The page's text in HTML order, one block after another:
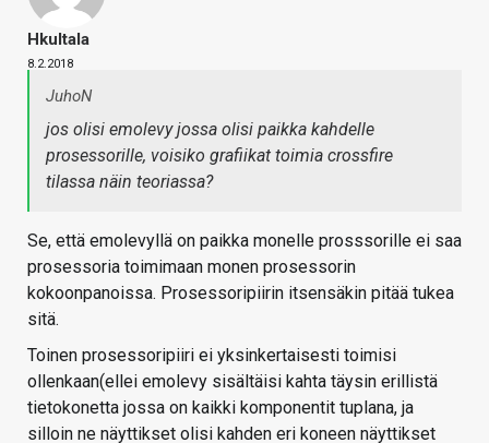
Hkultala
8.2.2018
JuhoN
jos olisi emolevy jossa olisi paikka kahdelle
prosessorille, voisiko grafiikat toimia crossfire
tilassa näin teoriassa?
Se, että emolevyllä on paikka monelle prosssorille ei saa
prosessoria toimimaan monen prosessorin
kokoonpanoissa. Prosessoripiirin itsensäkin pitää tukea
sitä.
Toinen prosessoripiiri ei yksinkertaisesti toimisi
ollenkaan(ellei emolevy sisältäisi kahta täysin erillistä
tietokonetta jossa on kaikki komponentit tuplana, ja
silloin ne näyttikset olisi kahden eri koneen näyttikset